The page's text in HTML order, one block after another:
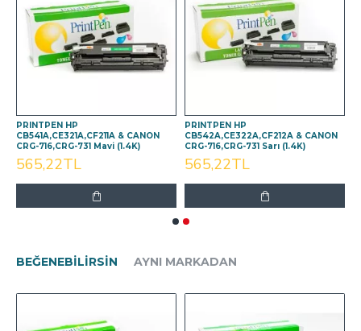
PRINTPEN HP
CB541A,CE321A,CF211A & CANON
CRG-716,CRG-731 Mavi (1.4K)
565,22TL
PRINTPEN HP
CB542A,CE322A,CF212A & CANON
CRG-716,CRG-731 Sarı (1.4K)
565,22TL
BEĞENEBILIRSIN AYNI MARKADAN